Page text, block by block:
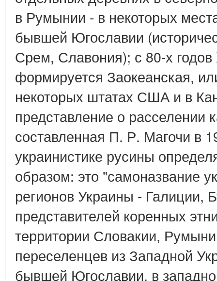
в Румынии - в некоторых
бывшей Югославии
Срем, Славония); с 80-х годов
формируется Заокеанская,
некоторых штатах США и в
представление о расселении
составленная П. Р. Магочи в
украинистике русины
образом: это "самоназвание
регионов Украины - Галиции,
представителей коренных
территории Словакии,
переселенцев из Западной
бывшей Югославии, в